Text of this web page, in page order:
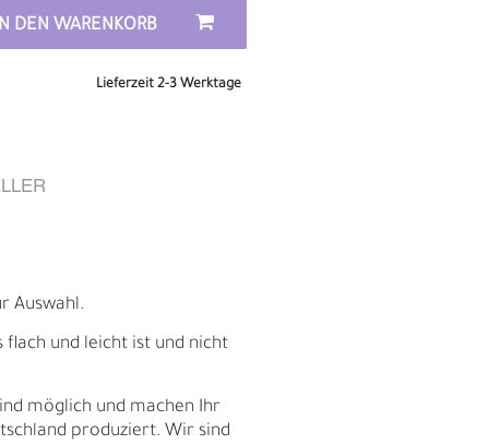
DEN WARENKORB
Lieferzeit 2-3 Werktage
Auswahl.
und leicht ist und nicht
möglich und machen Ihr
produziert. Wir sind